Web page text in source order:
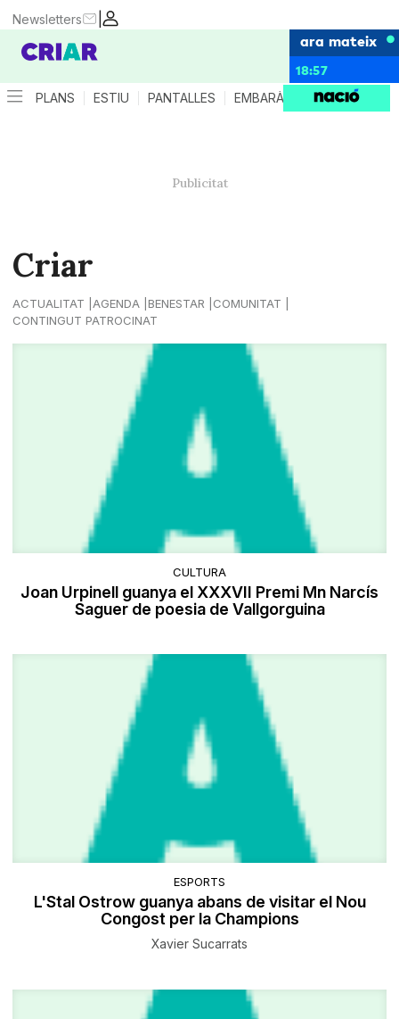
|
Newsletters
ara mateix
18:57
PLANS ESTIU PANTALLES EMBARÀS CRIANÇA
Criar
ACTUALITAT AGENDA BENESTAR
COMUNITAT
CONTINGUT PATROCINAT
CULTURA
Joan Urpinell guanya el XXXVII Premi Mn Narcís
Saguer de poesia de Vallgorguina
ESPORTS
L'Stal Ostrow guanya abans de visitar el Nou
Congost per la Champions
Xavier Sucarrats